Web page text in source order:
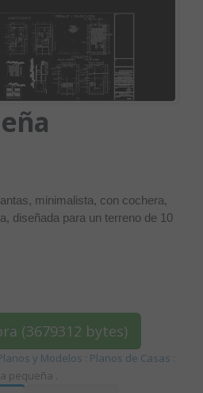
minimalista, con cochera,
diseñada para un terreno de 10
(3679312 bytes)
y Modelos Planos de Casas
pequeña